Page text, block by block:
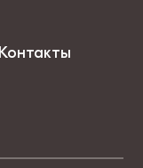
Контакты